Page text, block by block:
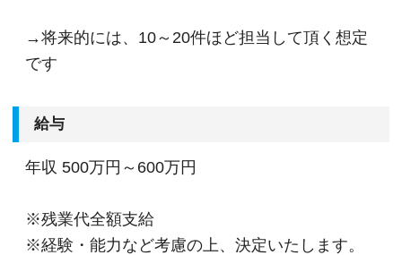
→将来的には、10～20件ほど担当して頂く想定
です
給与
年収 500万円～600万円
※残業代全額支給
※経験・能力など考慮の上、決定いたします。